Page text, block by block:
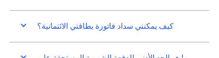
كيف يمكنني سداد فاتورة بطاقتي الائتمانية؟